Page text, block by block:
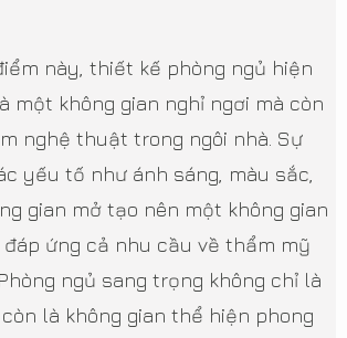
này, thiết kế phòng ngủ hiện
một không gian nghỉ ngơi mà còn
nghệ thuật trong ngôi nhà. Sự
yếu tố như ánh sáng, màu sắc,
gian mở tạo nên một không gian
ứng cả nhu cầu về thẩm mỹ
ngủ sang trọng không chỉ là
là không gian thể hiện phong